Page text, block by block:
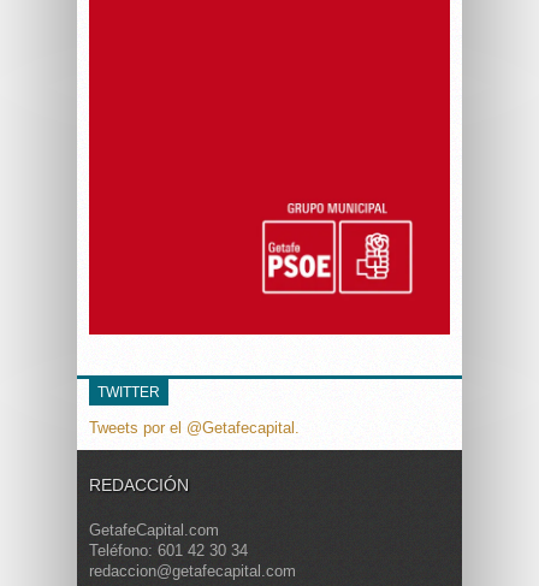
TWITTER
Tweets por el @Getafecapital.
REDACCIÓN
GetafeCapital.com
Teléfono: 601 42 30 34
redaccion@getafecapital.com